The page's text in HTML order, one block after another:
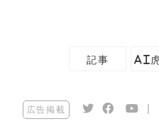
記事 AI
広告掲載